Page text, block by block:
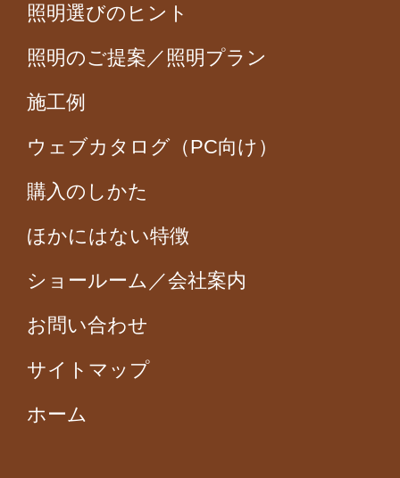
照明選びのヒント
照明のご提案／照明プラン
施工例
ウェブカタログ（PC向け）
購入のしかた
ほかにはない特徴
ショールーム／会社案内
お問い合わせ
サイトマップ
ホーム